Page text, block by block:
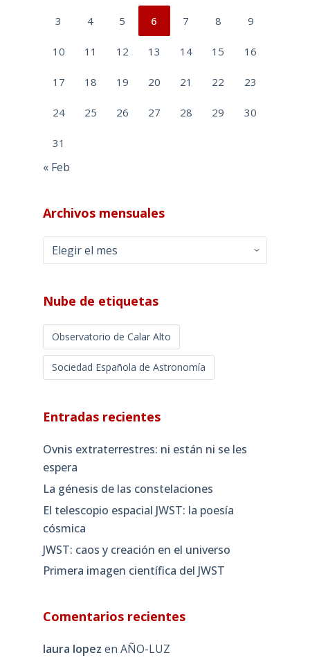
3 4 5 6 7 8 9
10 11 12 13 14 15 16
17 18 19 20 21 22 23
24 25 26 27 28 29 30
31
« Feb
Archivos mensuales
Archivos
mensuales
Nube de etiquetas
Observatorio de Calar Alto
Sociedad Española de Astronomía
Entradas recientes
Ovnis extraterrestres: ni están ni se les
espera
La génesis de las constelaciones
El telescopio espacial JWST: la poesía
cósmica
JWST: caos y creación en el universo
Primera imagen científica del JWST
Comentarios recientes
laura lopez en AÑO-LUZ